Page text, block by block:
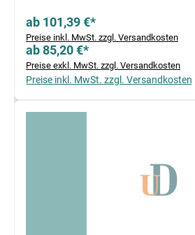
ab 101,39 €*
Preise inkl. MwSt. zzgl. Versandkosten
ab 85,20 €*
Preise exkl. MwSt. zzgl. Versandkosten
Preise inkl. MwSt. zzgl. Versandkosten